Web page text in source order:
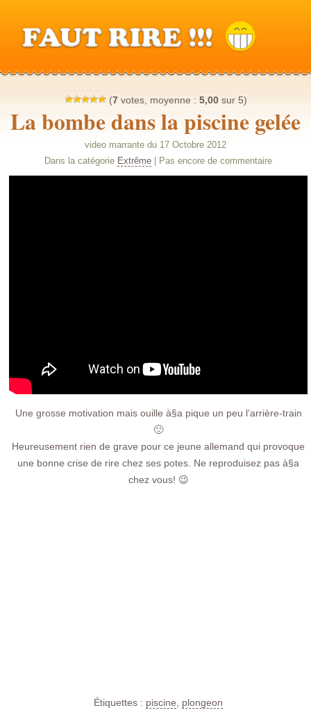
(7votes, moyenne : 5,00sur 5)
La bombe dans la piscine gelée
video marrante du 17 Octobre 2012
Dans la catégorie Extrême | Pas encore de commentaire
Une grosse motivation mais ouille à§a pique un peu l’arrière-train
🙂
Heureusement rien de grave pour ce jeune allemand qui provoque
une bonne crise de rire chez ses potes. Ne reproduisez pas à§a
chez vous! 😉
Étiquettes : piscine, plongeon